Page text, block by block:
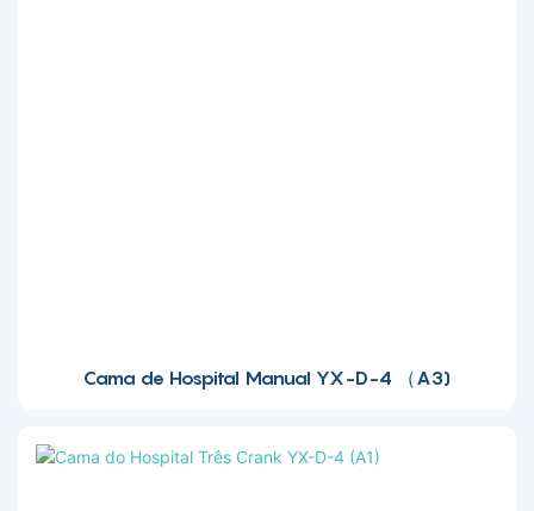
Cama de Hospital Manual YX-D-4 （A3)